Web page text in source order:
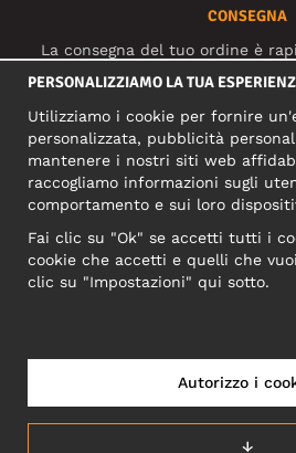
CONSEGNA
La consegna del tuo ordine è
SOCIAL
INDIRIZZO
Motley Denim
Narva mnt 5, EE-
Reg: 12356245
PERSONALIZZIAMO LA TUA
Utilizziamo i cookie per fornire
personalizzata, pubblicità
mantenere i nostri siti web
raccogliamo informazioni sugli
comportamento e sui loro
Fai clic su "Ok" se accetti tutti i
cookie che accetti e quelli che
clic su "Impostazioni" qui sotto.
↓
Autorizzo i